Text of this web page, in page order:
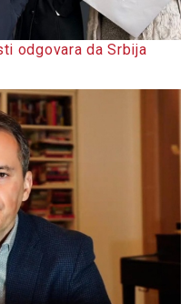
odgovara da Srbija